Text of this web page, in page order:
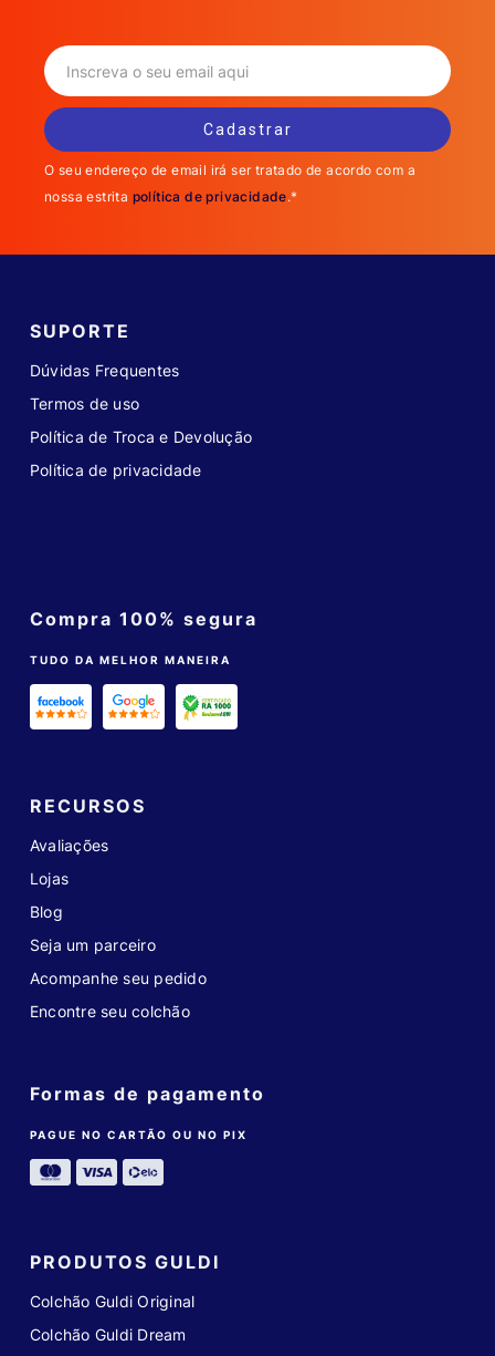
O seu endereço de email irá ser tratado de acordo com a
nossa estrita política de privacidade.*
SUPORTE
Dúvidas Frequentes
Termos de uso
Política de Troca e Devolução
Política de privacidade
Compra 100% segura
TUDO DA MELHOR MANEIRA
RECURSOS
Avaliações
Lojas
Blog
Seja um parceiro
Acompanhe seu pedido
Encontre seu colchão
Formas de pagamento
PAGUE NO CARTÃO OU NO PIX
PRODUTOS GULDI
Colchão Guldi Original
Colchão Guldi Dream